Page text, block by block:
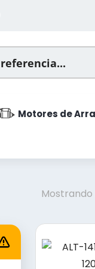
Motores de
Mostrando